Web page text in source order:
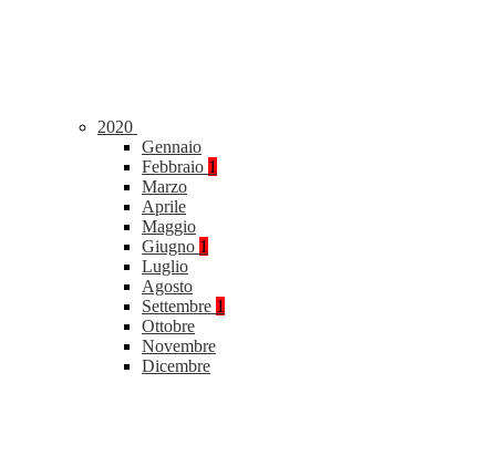
2020
Gennaio
Febbraio 1
Marzo
Aprile
Maggio
Giugno 1
Luglio
Agosto
Settembre 1
Ottobre
Novembre
Dicembre